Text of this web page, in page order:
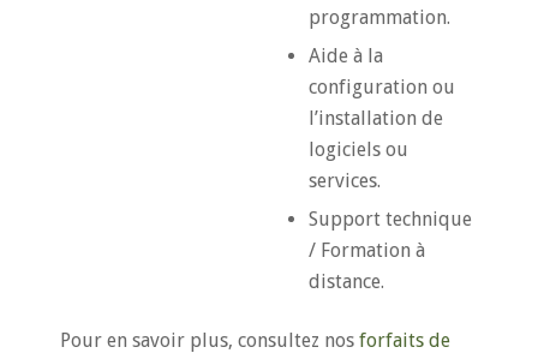
programmation.
Aide à la
configuration ou
l’installation de
logiciels ou
services.
Support technique
/ Formation à
distance.
Pour en savoir plus, consultez nos forfaits de